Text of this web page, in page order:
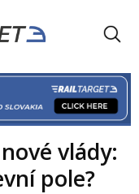
vlády:
pole?